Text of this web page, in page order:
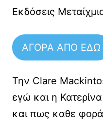
Εκδόσεις
ΑΓΟΡΑ ΑΠΟ ΕΔΩ
Την Clare
εγώ και η
και πως καθε